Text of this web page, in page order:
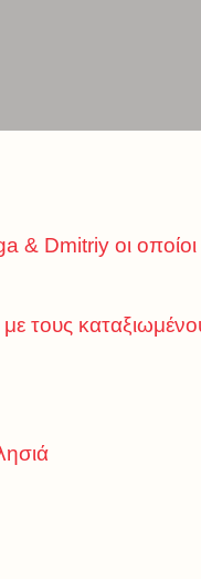
& Dmitriy οι
τους